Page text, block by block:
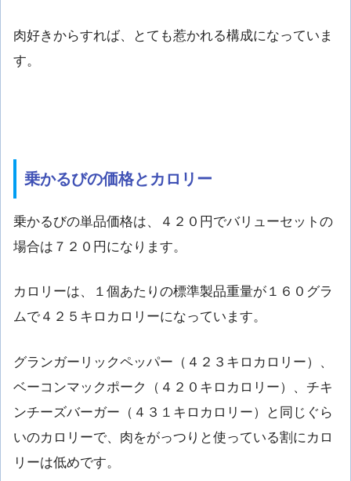
肉好きからすれば、とても惹かれる構成になっていま
す。
乗かるびの価格とカロリー
乗かるびの単品価格は、４２０円でバリューセットの
場合は７２０円になります。
カロリーは、１個あたりの標準製品重量が１６０グラ
ムで４２５キロカロリーになっています。
グランガーリックペッパー（４２３キロカロリー）、
ベーコンマックポーク（４２０キロカロリー）、チキ
ンチーズバーガー（４３１キロカロリー）と同じぐら
いのカロリーで、肉をがっつりと使っている割にカロ
リーは低めです。